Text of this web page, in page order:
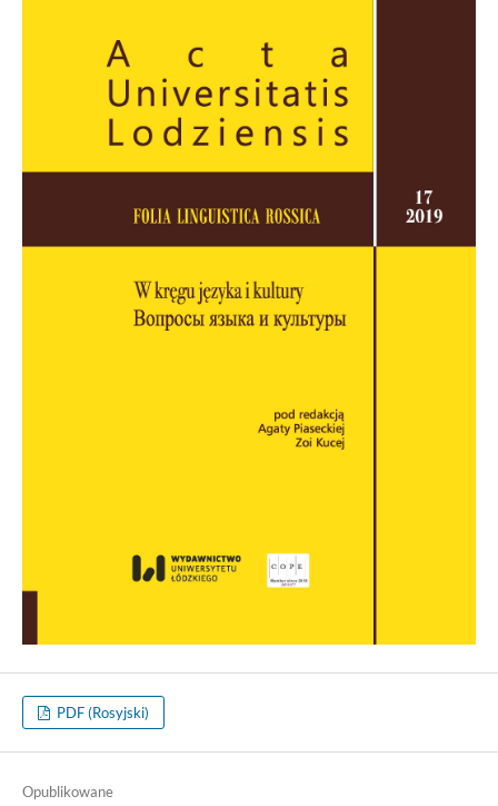
PDF (Rosyjski)
Opublikowane